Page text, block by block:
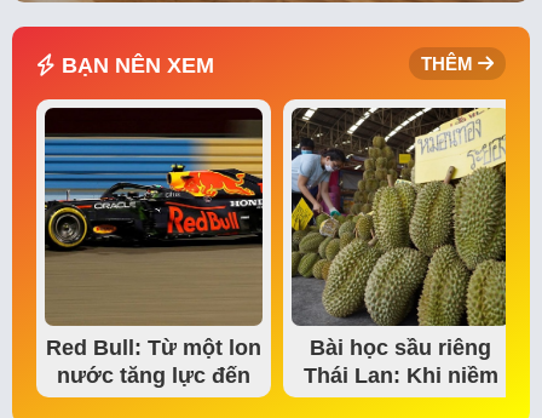
BẠN NÊN XEM THÊM
Red Bull: Từ một lon
nước tăng lực đến
đế chế thể…
Bài học sầu riêng
Thái Lan: Khi niềm
tin thị trường bắt…